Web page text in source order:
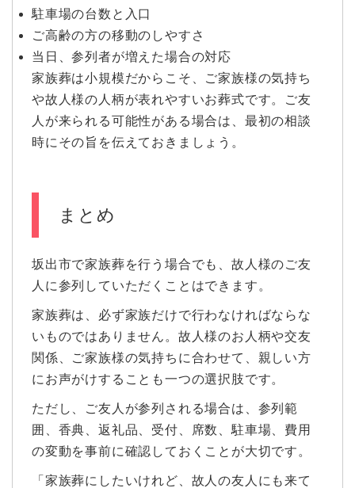
駐車場の台数と入口
ご高齢の方の移動のしやすさ
当日、参列者が増えた場合の対応
家族葬は小規模だからこそ、ご家族様の気持ち
や故人様の人柄が表れやすいお葬式です。ご友
人が来られる可能性がある場合は、最初の相談
時にその旨を伝えておきましょう。
まとめ
坂出市で家族葬を行う場合でも、故人様のご友
人に参列していただくことはできます。
家族葬は、必ず家族だけで行わなければならな
いものではありません。故人様のお人柄や交友
関係、ご家族様の気持ちに合わせて、親しい方
にお声がけすることも一つの選択肢です。
ただし、ご友人が参列される場合は、参列範
囲、香典、返礼品、受付、席数、駐車場、費用
の変動を事前に確認しておくことが大切です。
「家族葬にしたいけれど、故人の友人にも来て